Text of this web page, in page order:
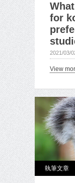
for
2021/03/
View
執筆文章